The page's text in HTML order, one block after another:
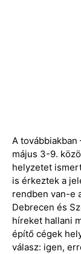
A továbbiakban
május 3-9.
helyzetet
is érkeztek a
rendben van-e
Debrecen és
híreket hallani
építő cégek
válasz: igen,